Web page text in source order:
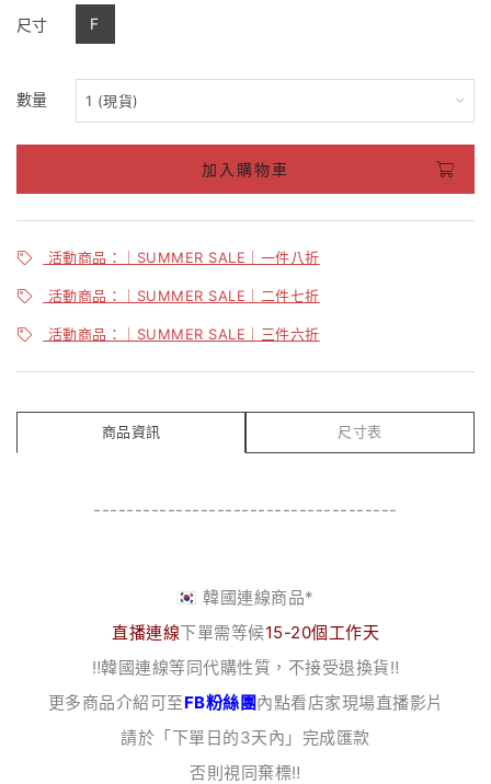
尺寸 F
數量
加入購物車
活動商品：｜SUMMER SALE｜一件八折
活動商品：｜SUMMER SALE｜二件七折
活動商品：｜SUMMER SALE｜三件六折
商品資訊 尺寸表
-------------------------------------
🇰🇷 韓國連線商品*
直播連線下單需等候15-20個工作天
‼️韓國連線等同代購性質，不接受退換貨‼️
更多商品介紹可至FB粉絲團內點看店家現場直播影片
請於「下單日的3天內」完成匯款
否則視同棄標‼️